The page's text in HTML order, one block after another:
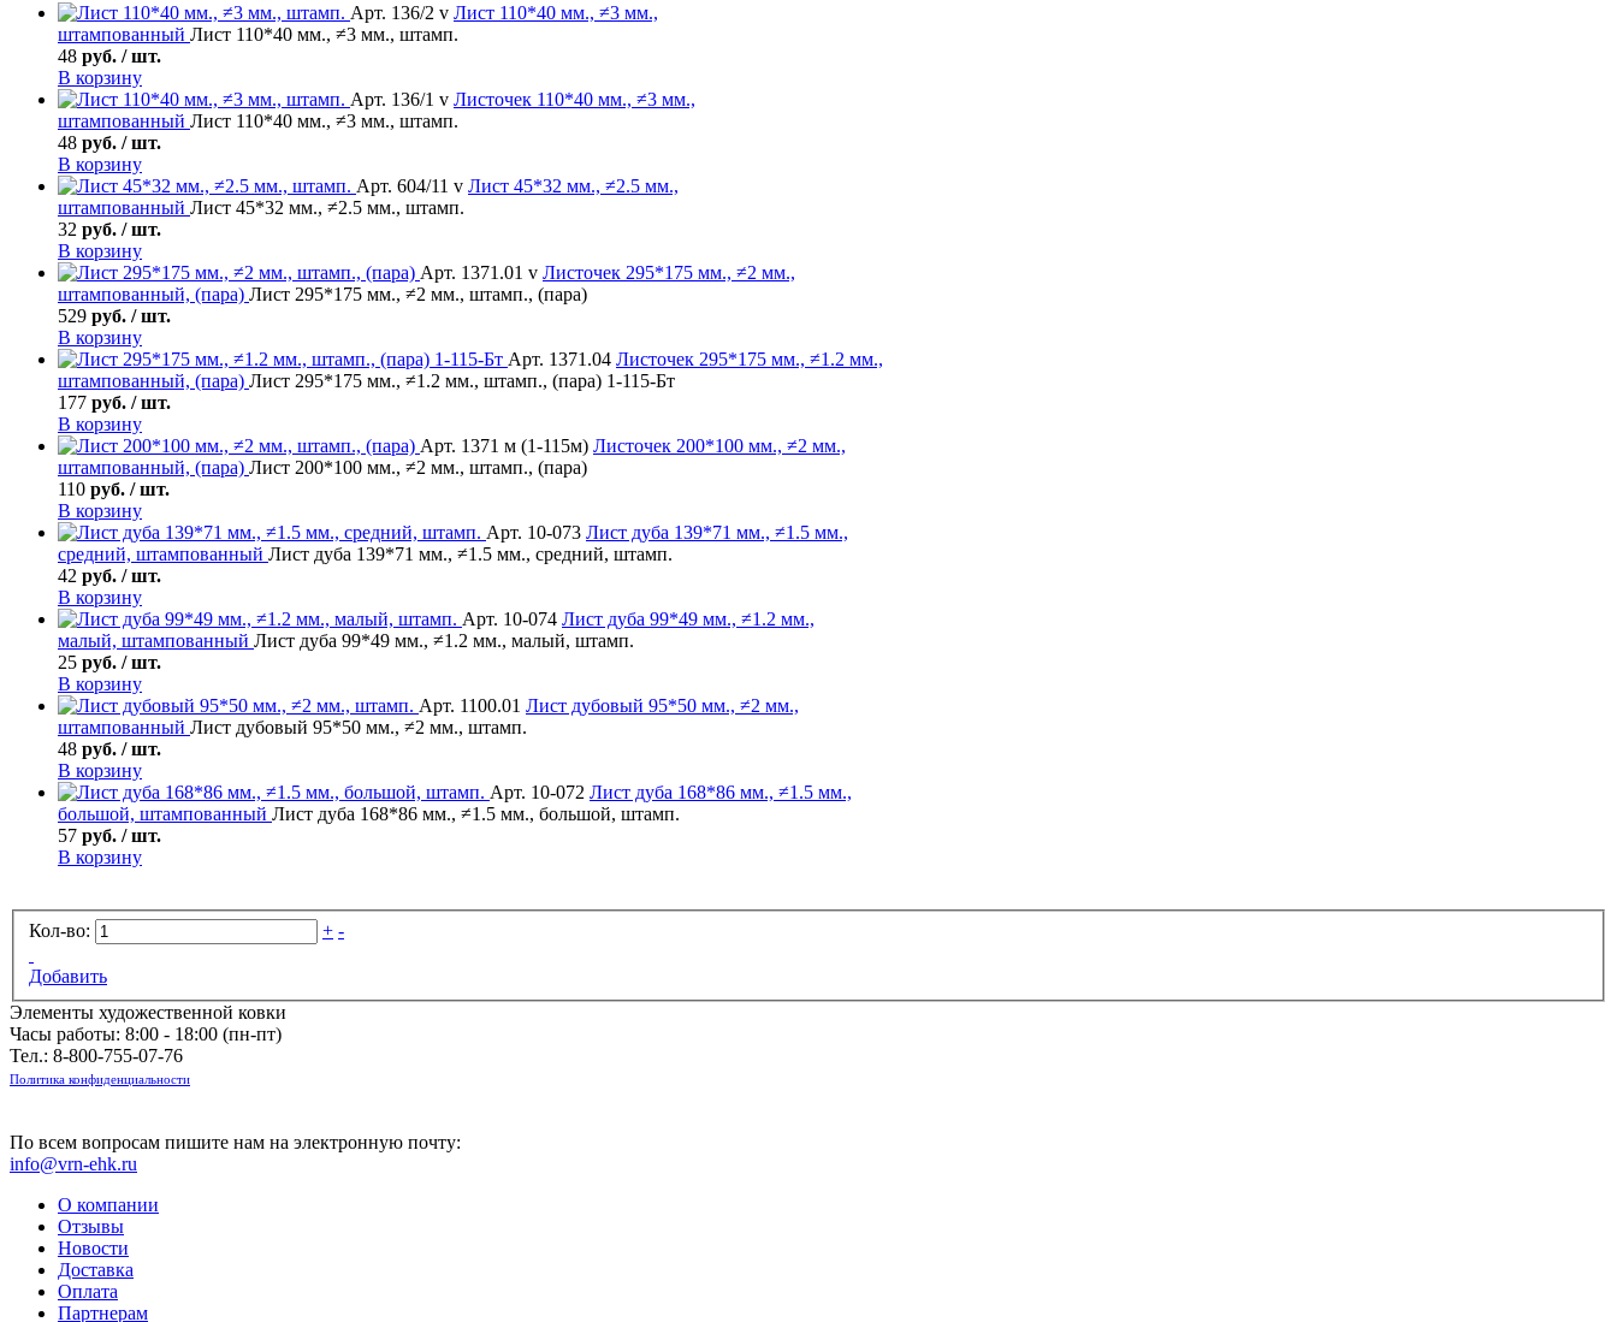
Арт. 136/2 v Лист 110*40 мм., ≠3 мм.,
штампованный Лист 110*40 мм., ≠3 мм., штамп.
48 руб. / шт.
В корзину
Арт. 136/1 v Листочек 110*40 мм., ≠3 мм.,
штампованный Лист 110*40 мм., ≠3 мм., штамп.
48 руб. / шт.
В корзину
Арт. 604/11 v Лист 45*32 мм., ≠2.5 мм.,
штампованный Лист 45*32 мм., ≠2.5 мм., штамп.
32 руб. / шт.
В корзину
Арт. 1371.01 v Листочек 295*175 мм., ≠2 мм.,
штампованный, (пара) Лист 295*175 мм., ≠2 мм., штамп., (пара)
529 руб. / шт.
В корзину
Арт. 1371.04 Листочек 295*175 мм., ≠1.2 мм.,
штампованный, (пара) Лист 295*175 мм., ≠1.2 мм., штамп., (пара) 1-115-Бт
177 руб. / шт.
В корзину
Арт. 1371 м (1-115м) Листочек 200*100 мм., ≠2 мм.,
штампованный, (пара) Лист 200*100 мм., ≠2 мм., штамп., (пара)
110 руб. / шт.
В корзину
Арт. 10-073 Лист дуба 139*71 мм., ≠1.5 мм.,
средний, штампованный Лист дуба 139*71 мм., ≠1.5 мм., средний, штамп.
42 руб. / шт.
В корзину
Арт. 10-074 Лист дуба 99*49 мм., ≠1.2 мм.,
малый, штампованный Лист дуба 99*49 мм., ≠1.2 мм., малый, штамп.
25 руб. / шт.
В корзину
Арт. 1100.01 Лист дубовый 95*50 мм., ≠2 мм.,
штампованный Лист дубовый 95*50 мм., ≠2 мм., штамп.
48 руб. / шт.
В корзину
Арт. 10-072 Лист дуба 168*86 мм., ≠1.5 мм.,
большой, штампованный Лист дуба 168*86 мм., ≠1.5 мм., большой, штамп.
57 руб. / шт.
В корзину
Кол-во: + -
Добавить
Элементы художественной ковки
Часы работы: 8:00 - 18:00 (пн-пт)
Тел.: 8-800-755-07-76
Политика конфиденциальности
По всем вопросам пишите нам на электронную почту:
info@vrn-ehk.ru
О компании
Отзывы
Новости
Доставка
Оплата
Партнерам